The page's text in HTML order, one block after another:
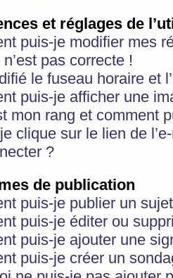
et réglages de
puis-je modifier mes
n’est pas correcte !
le fuseau horaire et
puis-je afficher une
mon rang et comment
clique sur le lien de
?
de publication
puis-je publier un
puis-je éditer ou
puis-je ajouter une
puis-je créer un